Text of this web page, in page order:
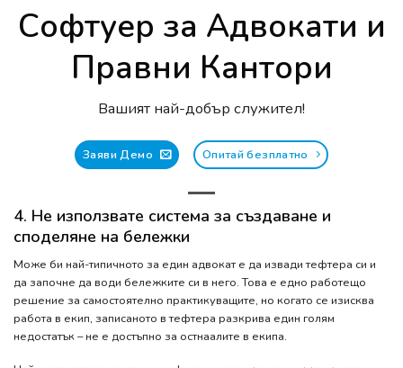
Софтуер за Адвокати и
Правни Кантори
Вашият най-добър служител!
Заяви Демо Опитай безплатно
4. Не използвате система за създаване и
споделяне на бележки
Може би най-типичното за един адвокат е да извади тефтера си и
да започне да води бележките си в него. Това е едно работещо
решение за самостоятелно практикуващите, но когато се изисква
работа в екип, записаното в тефтера разкрива един голям
недостатък – не е достъпно за остнаалите в екипа.